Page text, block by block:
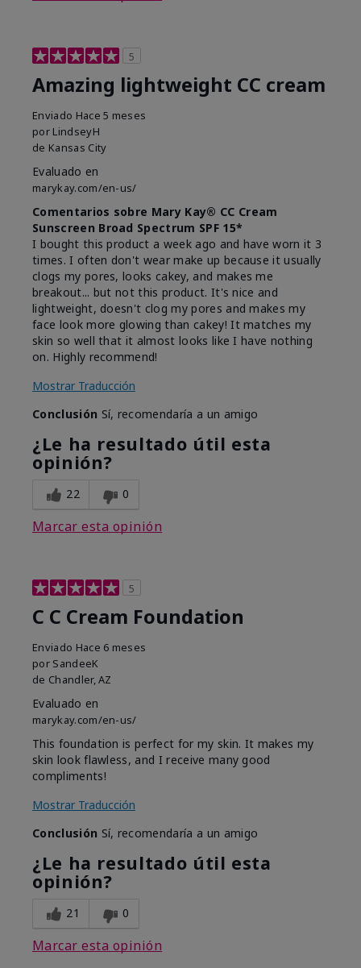
5
Amazing lightweight CC cream
Enviado Hace 5 meses
por LindseyH
de Kansas City
Evaluado en
marykay.com/en-us/
Comentarios sobre Mary Kay® CC Cream
Sunscreen Broad Spectrum SPF 15*
I bought this product a week ago and have worn it 3
times. I often don't wear make up because it usually
clogs my pores, looks cakey, and makes me
breakout... but not this product. It's nice and
lightweight, doesn't clog my pores and makes my
face look more glowing than cakey! It matches my
skin so well that it almost looks like I have nothing
on. Highly recommend!
Mostrar Traducción
Conclusión Sí, recomendaría a un amigo
¿Le ha resultado útil esta
opinión?
22 0
Marcar esta opinión
5
C C Cream Foundation
Enviado Hace 6 meses
por SandeeK
de Chandler, AZ
Evaluado en
marykay.com/en-us/
This foundation is perfect for my skin. It makes my
skin look flawless, and I receive many good
compliments!
Mostrar Traducción
Conclusión Sí, recomendaría a un amigo
¿Le ha resultado útil esta
opinión?
21 0
Marcar esta opinión